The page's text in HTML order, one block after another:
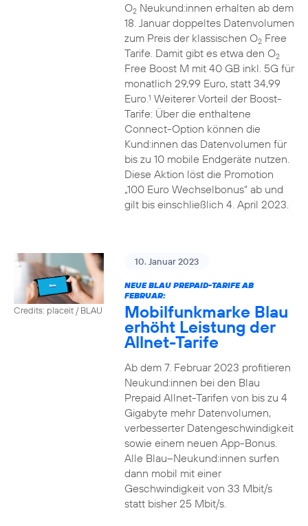
O2Neukund:innen erhalten ab dem
18. Januar doppeltes Datenvolumen
zum Preis der klassischen O2Free
Tarife. Damit gibt es etwa den O2
Free Boost M mit 40 GB inkl. 5G für
monatlich 29,99 Euro, statt 34,99
Euro.1 Weiterer Vorteil der Boost-
Tarife: Über die enthaltene
Connect-Option können die
Kund:innen das Datenvolumen für
bis zu 10 mobile Endgeräte nutzen.
Diese Aktion löst die Promotion
„100 Euro Wechselbonus“ ab und
gilt bis einschließlich 4. April 2023.
Credits: placeit / BLAU
10. Januar 2023
NEUE BLAU PREPAID-TARIFE AB
FEBRUAR:
Mobilfunkmarke Blau
erhöht Leistung der
Allnet-Tarife
Ab dem 7. Februar 2023 profitieren
Neukund:innen bei den Blau
Prepaid Allnet-Tarifen von bis zu 4
Gigabyte mehr Datenvolumen,
verbesserter Datengeschwindigkeit
sowie einem neuen App-Bonus.
Alle Blau–Neukund:innen surfen
dann mobil mit einer
Geschwindigkeit von 33 Mbit/s
statt bisher 25 Mbit/s.